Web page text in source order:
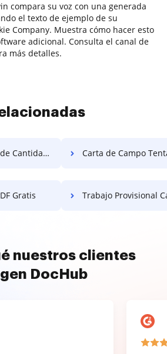
compara su voz con una generada
el texto de ejemplo de su
Company. Muestra cómo hacer esto
adicional. Consulta el canal de
más detalles.
Gratis Carta de Campo
Gratis Trabajo Provisional Campo
nuestros clientes
DocHub